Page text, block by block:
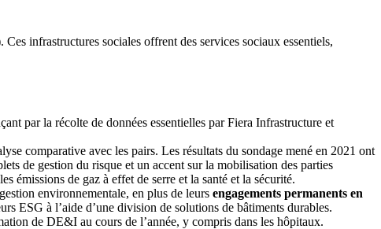
infrastructures sociales offrent des services sociaux essentiels,
par la récolte de données essentielles par Fiera Infrastructure et
comparative avec les pairs. Les résultats du sondage mené en 2021 ont
de gestion du risque et un accent sur la mobilisation des parties
émissions de gaz à effet de serre et la santé et la sécurité.
environnementale, en plus de leurs engagements permanents en
ESG à l’aide d’une division de solutions de bâtiments durables.
de DE&I au cours de l’année, y compris dans les hôpitaux.